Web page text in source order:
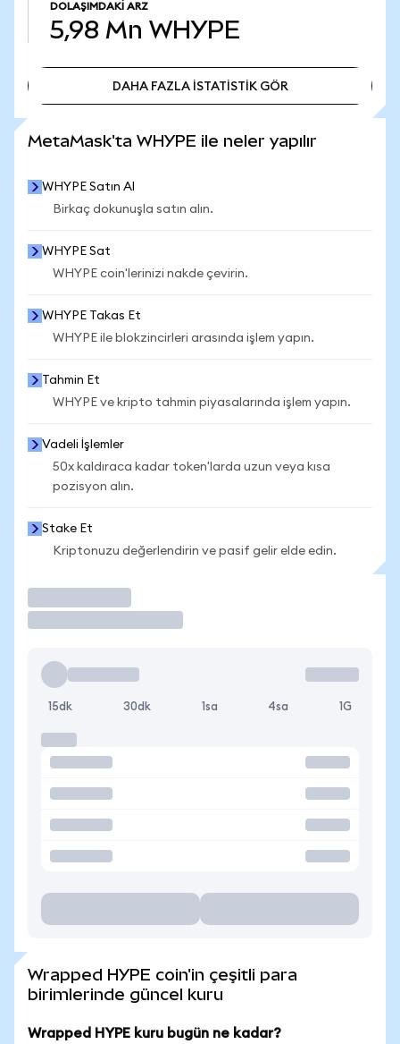
DOLAŞIMDAKI ARZ
5,98 Mn WHYPE
DAHA FAZLA İSTATİSTİK GÖR
MetaMask'ta WHYPE ile neler yapılır
WHYPE Satın Al
Birkaç dokunuşla satın alın.
WHYPE Sat
WHYPE coin'lerinizi nakde çevirin.
WHYPE Takas Et
WHYPE ile blokzincirleri arasında işlem yapın.
Tahmin Et
WHYPE ve kripto tahmin piyasalarında işlem yapın.
Vadeli İşlemler
50x kaldıraca kadar token'larda uzun veya kısa
pozisyon alın.
Stake Et
Kriptonuzu değerlendirin ve pasif gelir elde edin.
15dk 30dk 1sa 4sa 1G
Wrapped HYPE coin'in çeşitli para
birimlerinde güncel kuru
Wrapped HYPE kuru bugün ne kadar?